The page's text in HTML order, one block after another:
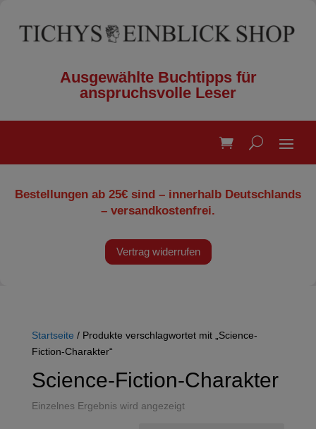
Ausgewählte Buchtipps für
anspruchsvolle Leser
Bestellungen ab 25€ sind – innerhalb Deutschlands
– versandkostenfrei.
Vertrag widerrufen
Startseite / Produkte verschlagwortet mit „Science-
Fiction-Charakter“
Science-Fiction-Charakter
Einzelnes Ergebnis wird angezeigt